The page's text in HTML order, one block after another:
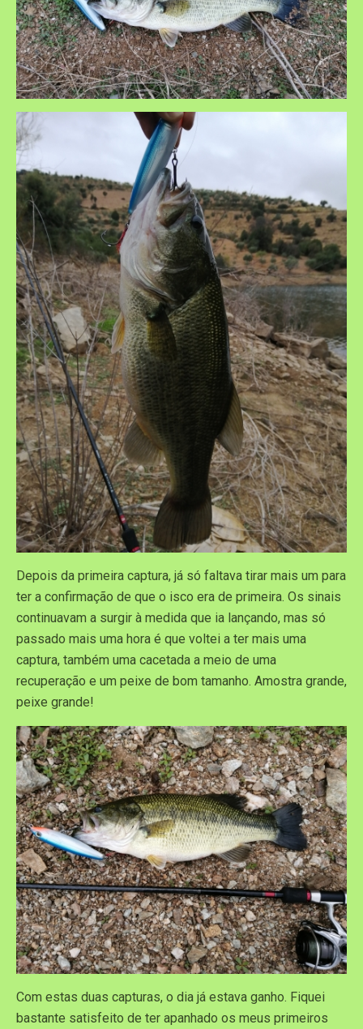
Depois da primeira captura, já só faltava tirar mais um para
ter a confirmação de que o isco era de primeira. Os sinais
continuavam a surgir à medida que ia lançando, mas só
passado mais uma hora é que voltei a ter mais uma
captura, também uma cacetada a meio de uma
recuperação e um peixe de bom tamanho. Amostra grande,
peixe grande!
Com estas duas capturas, o dia já estava ganho. Fiquei
bastante satisfeito de ter apanhado os meus primeiros